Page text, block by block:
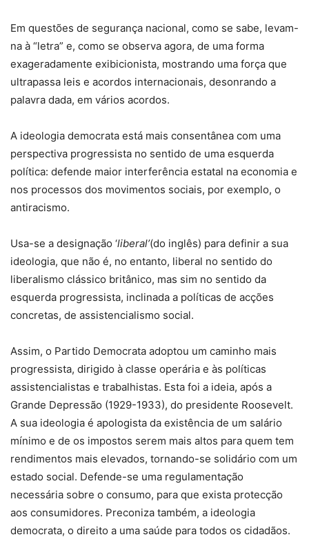
Em questões de segurança nacional, como se sabe, levam-
na à “letra” e, como se observa agora, de uma forma
exageradamente exibicionista, mostrando uma força que
ultrapassa leis e acordos internacionais, desonrando a
palavra dada, em vários acordos.
A ideologia democrata está mais consentânea com uma
perspectiva progressista no sentido de uma esquerda
política: defende maior interferência estatal na economia e
nos processos dos movimentos sociais, por exemplo, o
antiracismo.
Usa-se a designação ‘liberal’(do inglês) para definir a sua
ideologia, que não é, no entanto, liberal no sentido do
liberalismo clássico britânico, mas sim no sentido da
esquerda progressista, inclinada a políticas de acções
concretas, de assistencialismo social.
Assim, o Partido Democrata adoptou um caminho mais
progressista, dirigido à classe operária e às políticas
assistencialistas e trabalhistas. Esta foi a ideia, após a
Grande Depressão (1929-1933), do presidente Roosevelt.
A sua ideologia é apologista da existência de um salário
mínimo e de os impostos serem mais altos para quem tem
rendimentos mais elevados, tornando-se solidário com um
estado social. Defende-se uma regulamentação
necessária sobre o consumo, para que exista protecção
aos consumidores. Preconiza também, a ideologia
democrata, o direito a uma saúde para todos os cidadãos.